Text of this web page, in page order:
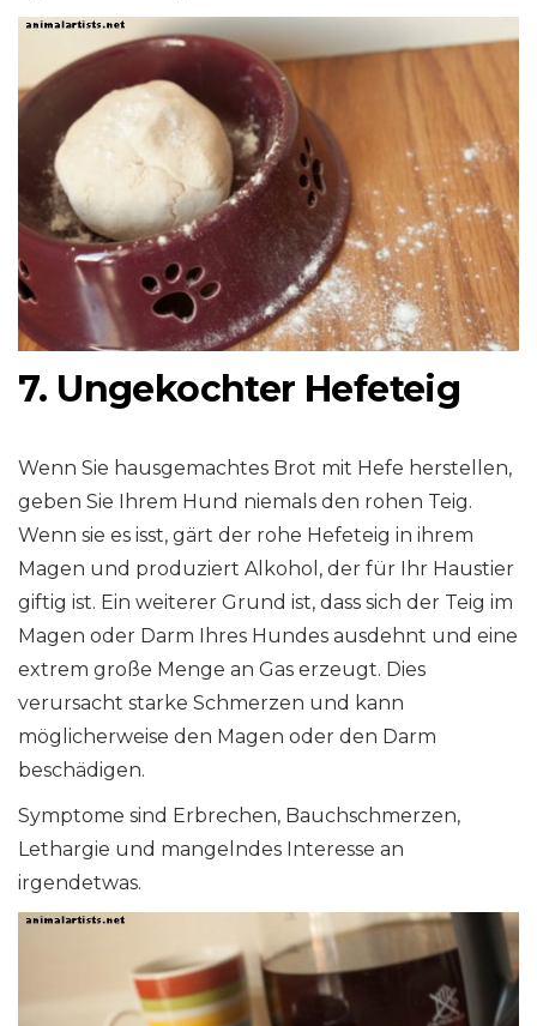
7. Ungekochter Hefeteig
Wenn Sie hausgemachtes Brot mit Hefe herstellen,
geben Sie Ihrem Hund niemals den rohen Teig.
Wenn sie es isst, gärt der rohe Hefeteig in ihrem
Magen und produziert Alkohol, der für Ihr Haustier
giftig ist. Ein weiterer Grund ist, dass sich der Teig im
Magen oder Darm Ihres Hundes ausdehnt und eine
extrem große Menge an Gas erzeugt. Dies
verursacht starke Schmerzen und kann
möglicherweise den Magen oder den Darm
beschädigen.
Symptome sind Erbrechen, Bauchschmerzen,
Lethargie und mangelndes Interesse an
irgendetwas.